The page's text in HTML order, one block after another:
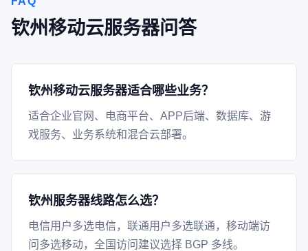
钦州移动云服务器问答
钦州移动云服务器适合哪些业务？
适合企业官网、电商平台、APP后端、数据库、游
戏服务、业务系统和混合云部署。
钦州服务器线路怎么选？
电信用户多选电信，联通用户多选联通，移动端访
问多选移动，全国访问建议选择 BGP 多线。